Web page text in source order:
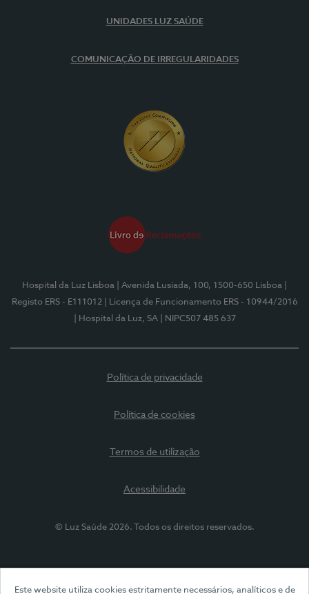
Este website utiliza cookies estritamente necessários, analíticos e de
UNIDADES LUZ SAÚDE
COMUNICAÇÃO DE IRREGULARIDADES
Hospital da Luz Lisboa | Avenida Lusíada, 100, 1500-650 Lisboa
Registo ERS - E111012
| Licença de Funcionamento ERS - 10944/2016
| Hospital da Luz, SA
| NIPC507 485 637
Política de privacidade
Política de cookies
Termos de utilização
Acessibilidade
© Luz Saúde 2026. Todos os direitos reservados.